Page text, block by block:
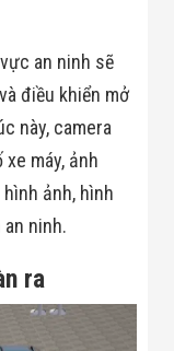
Robot AI
THIẾT BỊ KIỂM
SOÁT RA VÀO
Loại
Máy Soi Hành
Lý (X-Ray)
Cổng Phân Làn
Tự Động
Nhận Diện
Nhẹ
Thiết Bị Theo
an ninh sẽ
điều khiển mở
này, camera
máy, ảnh
ảnh, hình
ninh.
ra